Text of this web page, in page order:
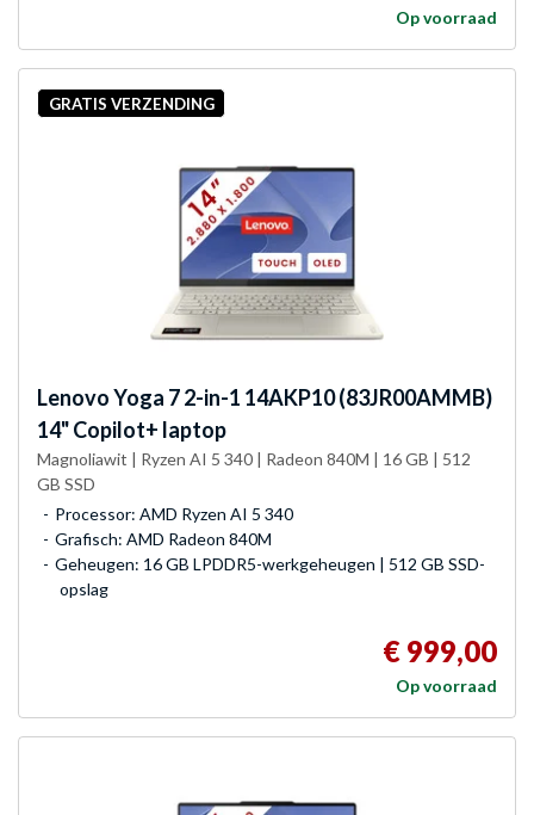
Op voorraad
GRATIS VERZENDING
LenovoYoga 7 2-in-1 14AKP10 (83JR00AMMB)
14" Copilot+ laptop
Magnoliawit | Ryzen AI 5 340 | Radeon 840M | 16 GB | 512
GB SSD
Processor: AMD Ryzen AI 5 340
Grafisch: AMD Radeon 840M
Geheugen: 16 GB LPDDR5-werkgeheugen | 512 GB SSD-
opslag
€ 999,00
Op voorraad